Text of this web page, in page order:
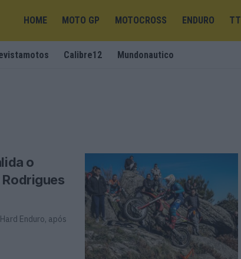
HOME MOTO GP MOTOCROSS ENDURO TT
Calibre12 Mundonautico
o
Enduro, após